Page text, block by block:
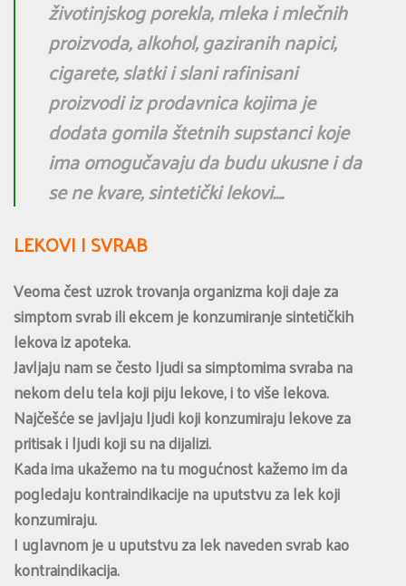
životinjskog porekla, mleka i mlečnih
proizvoda, alkohol, gaziranih napici,
cigarete, slatki i slani rafinisani
proizvodi iz prodavnica kojima je
dodata gomila štetnih supstanci koje
ima omogučavaju da budu ukusne i da
se ne kvare, sintetički lekovi….
LEKOVI I SVRAB
Veoma čest uzrok trovanja organizma koji daje za
simptom svrab ili ekcem je konzumiranje sintetičkih
lekova iz apoteka.
Javljaju nam se često ljudi sa simptomima svraba na
nekom delu tela koji piju lekove, i to više lekova.
Najčešće se javljaju ljudi koji konzumiraju lekove za
pritisak i ljudi koji su na dijalizi.
Kada ima ukažemo na tu mogućnost kažemo im da
pogledaju kontraindikacije na uputstvu za lek koji
konzumiraju.
I uglavnom je u uputstvu za lek naveden svrab kao
kontraindikacija.